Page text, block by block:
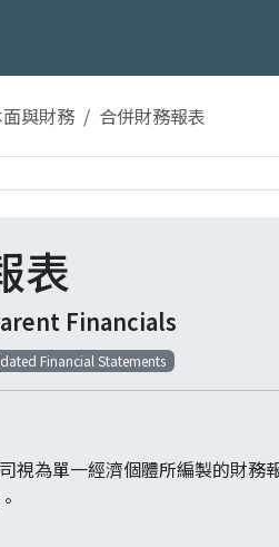
與財務 合併財務報表
表
Financials
Financial Statements
視為單一經濟個體所編製的財